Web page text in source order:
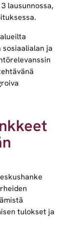
lausunnossa,
ja
tulokset ja